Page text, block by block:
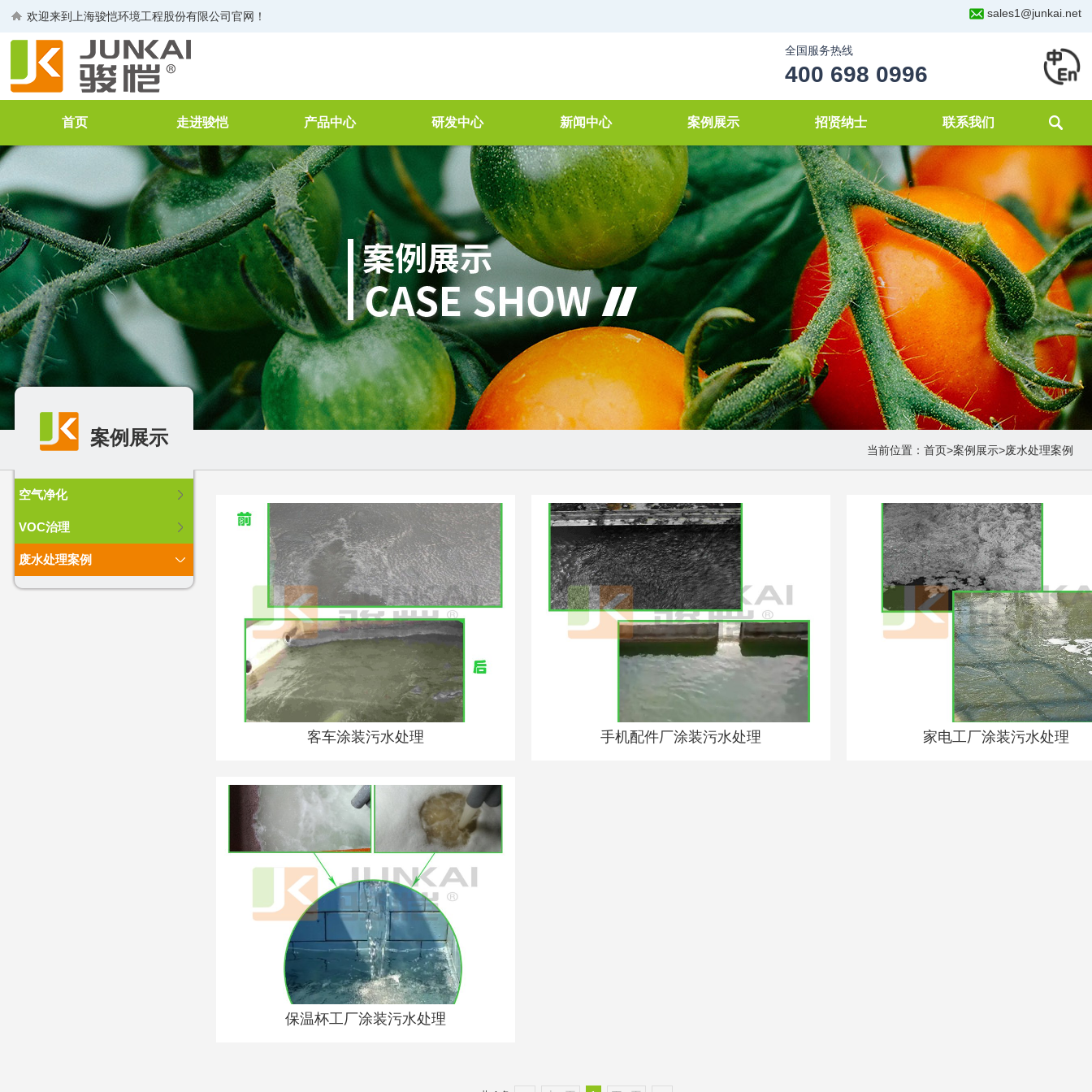
sales1@junkai.net
欢迎来到 上海骏恺环境工程股份有限公司官网！
全国服务热线
400 698 0996
首页 走进骏恺
公司介绍
董事长致辞
生产线
荣誉证书
企业文化
产品中心
空气净化过滤器
工业过滤器
VOCs废气治理
废水处理
FFU
空气净化消毒机
研发中心
简介
研讨会
检测仓
产品检测
新技术新工艺
新闻中心
公司新闻
行业新闻
案例展示
空气净化
VOC治理
废水处理案例
招贤纳士 联系我们
案例展示
当前位置： 首页>案例展示>废水处理案例
空气净化
VOC治理
废水处理案例
客车涂装污水处理 手机配件厂涂装污水处理 家电工厂涂装污水处理
保温杯工厂涂装污水处理